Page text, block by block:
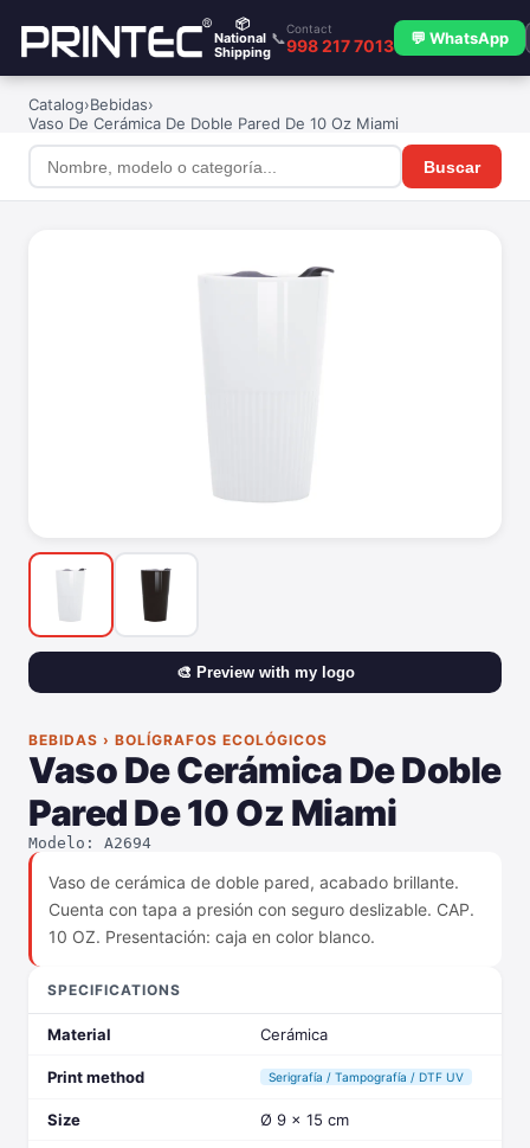
📦
National
Shipping
📞
Contact
998 217 7013 💬 WhatsApp
Catalog›Bebidas›
Vaso De Cerámica De Doble Pared De 10 Oz Miami
Buscar
🎨 Preview with my logo
BEBIDAS › BOLÍGRAFOS ECOLÓGICOS
Vaso De Cerámica De Doble
Pared De 10 Oz Miami
Modelo: A2694
Vaso de cerámica de doble pared, acabado brillante.
Cuenta con tapa a presión con seguro deslizable. CAP.
10 OZ. Presentación: caja en color blanco.
SPECIFICATIONS
Material Cerámica
Print method Serigrafía / Tampografía / DTF UV
Size Ø 9 x 15 cm